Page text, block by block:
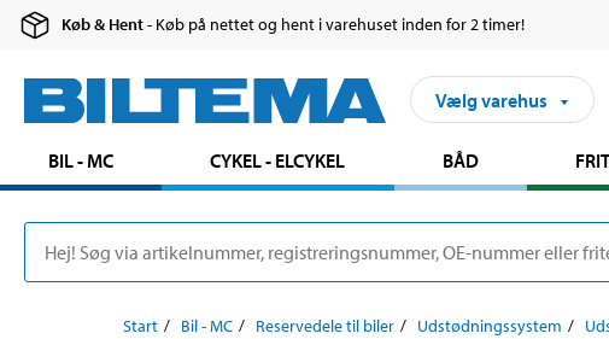
Køb & Hent- Køb på nettet og hent i varehuset inden for 2 timer!
Vælg varehus
BIL - MC CYKEL - ELCYKEL BÅD
Start Bil - MC Reservedele til biler Udstødningssystem